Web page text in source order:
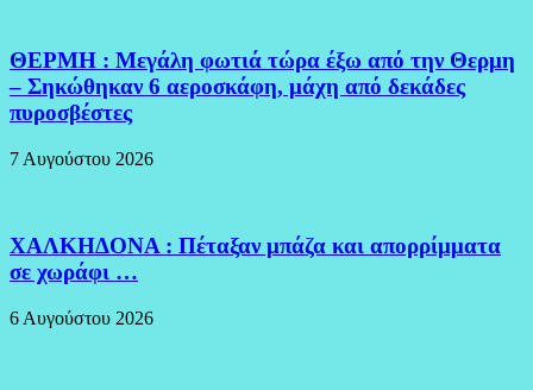
ΘΕΡΜΗ : Μεγάλη φωτιά τώρα έξω από την Θερμη
– Σηκώθηκαν 6 αεροσκάφη, μάχη από δεκάδες
πυροσβέστες
7 Αυγούστου 2026
ΧΑΛΚΗΔΟΝΑ : Πέταξαν μπάζα και απορρίμματα
σε χωράφι …
6 Αυγούστου 2026